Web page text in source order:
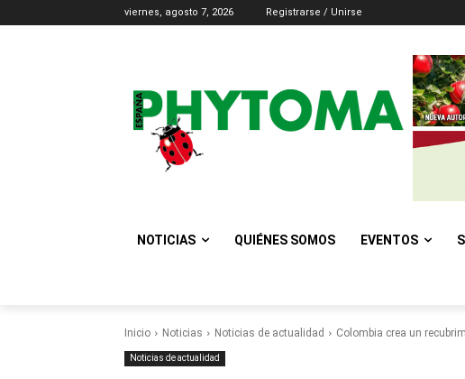
viernes, agosto 7, 2026 Registrarse / Unirse
NOTICIAS QUIÉNES SOMOS EVENTOS
Inicio Noticias Noticias de actualidad Colombia crea un
Noticias de actualidad